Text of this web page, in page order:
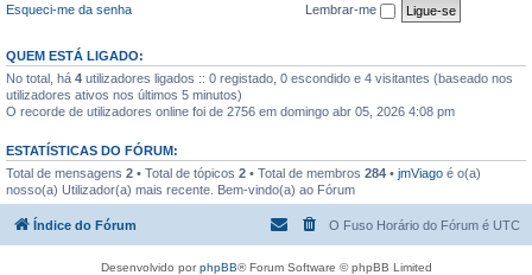
Esqueci-me da senha
Lembrar-me
QUEM ESTÁ LIGADO:
No total, há 4 utilizadores ligados :: 0 registado, 0 escondido e 4 visitantes (baseado nos
utilizadores ativos nos últimos 5 minutos)
O recorde de utilizadores online foi de 2756 em domingo abr 05, 2026 4:08 pm
ESTATÍSTICAS DO FÓRUM:
Total de mensagens 2 • Total de tópicos 2 • Total de membros 284 • jmViago é o(a)
nosso(a) Utilizador(a) mais recente. Bem-vindo(a) ao Fórum
Índice do Fórum O Fuso Horário do Fórum é UTC
Desenvolvido porphpBB® Forum Software © phpBB Limited